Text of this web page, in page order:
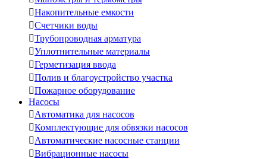
Накопительные емкости
Счетчики воды
Трубопроводная арматура
Уплотнительные материалы
Герметизация ввода
Полив и благоустройство участка
Пожарное оборудование
Насосы
Автоматика для насосов
Комплектующие для обвязки насосов
Автоматические насосные станции
Вибрационные насосы